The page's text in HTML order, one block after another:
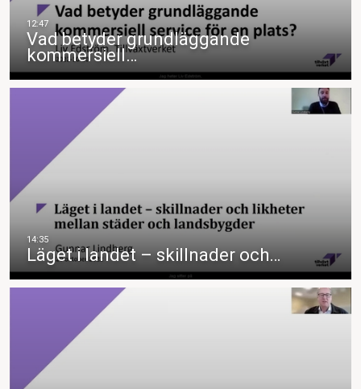
Vad betyder grundläggande
kommersiell…
Läget i landet – skillnader och…